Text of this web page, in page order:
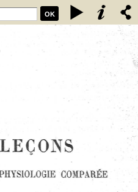
OK
de la respiration : professées au
(1833-1886 ; médecin)